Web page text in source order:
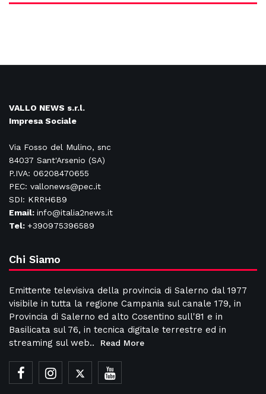
VALLO NEWS s.r.l.
Impresa Sociale
Via Fosso del Mulino, snc
84037 Sant'Arsenio (SA)
P.IVA: 06208470655
PEC: vallonews@pec.it
SDI: KRRH6B9
Email: info@italia2news.it
Tel: +390975396589
Chi Siamo
Emittente televisiva della provincia di Salerno dal 1977
visibile in tutta la regione Campania sul canale 179, in
Provincia di Salerno ed alto Cosentino sull'81 e in
Basilicata sul 76, in tecnica digitale terrestre ed in
streaming sul web..
Read More